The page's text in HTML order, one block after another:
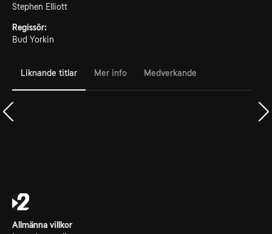
Stephen Elliott
Regissör:
Bud Yorkin
Liknande titlar Mer info Medverkande
Allmänna villkor